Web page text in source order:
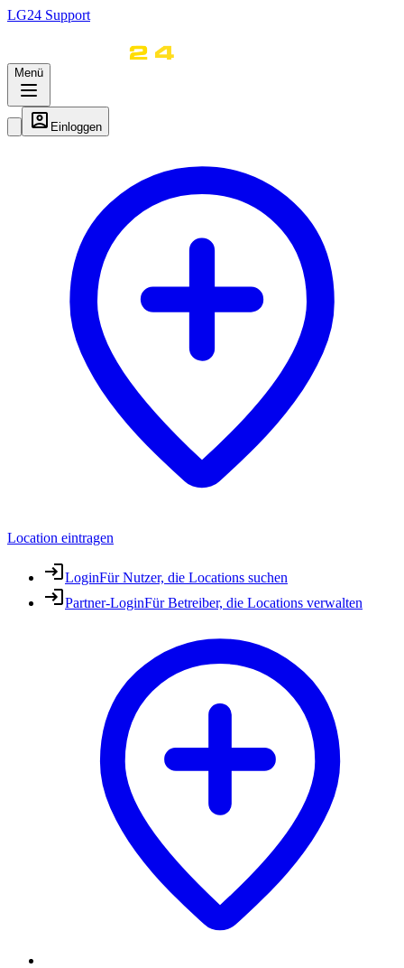
LG24 Support
Menü
Einloggen
Location eintragen
LoginFür Nutzer, die Locations suchen
Partner-LoginFür Betreiber, die Locations verwalten